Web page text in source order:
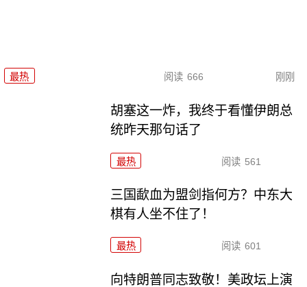
最热 阅读 666 刚刚
胡塞这一炸，我终于看懂伊朗总
统昨天那句话了
最热 阅读 561
三国歃血为盟剑指何方？中东大
棋有人坐不住了！
最热 阅读 601
向特朗普同志致敬！美政坛上演